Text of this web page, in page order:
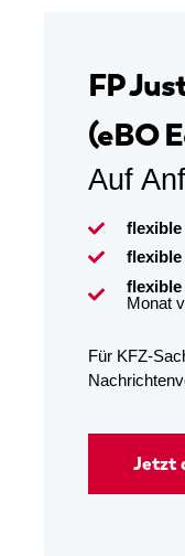
FP
(eBO
Auf
flexible
flexible
flexible
Monat
Für KFZ-
Jetzt